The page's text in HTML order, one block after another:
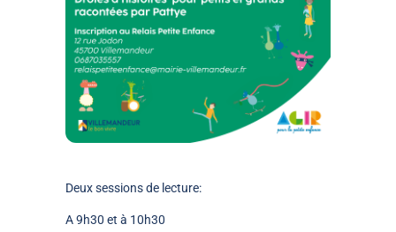
Deux sessions de lecture:
A 9h30 et à 10h30